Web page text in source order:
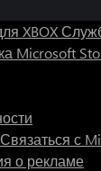
XBOX
Microsoft
Связаться с
о рекламе